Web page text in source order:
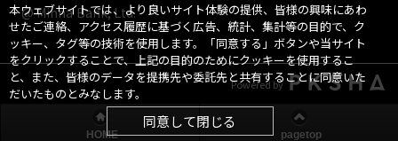
本ウェブサイトでは、より良いサイト体験の提供、皆様の興味にあわ
せたご連絡、アクセス履歴に基づく広告、統計、集計等の目的で、ク
ッキー、タグ等の技術を使用します。「同意する」ボタンや当サイト
をクリックすることで、上記の目的のためにクッキーを使用するこ
と、また、皆様のデータを提携先や委託先と共有することに同意いた
だいたものとみなします。
同意して閉じる
@ Minna Bank, Ltd.
Powered by
HOME pagetop